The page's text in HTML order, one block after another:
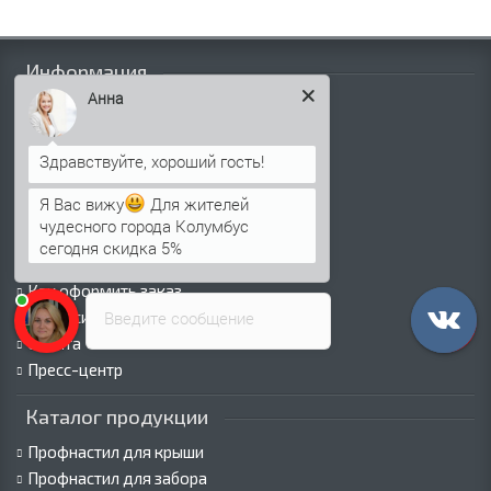
Информация
Палитра RAL
Информация о компании
Информация о доставке
Политика безопасности
Условия соглашения
Сертификаты
Виды покрытий
Как оформить заказ
Вакансии
Оплата
Пресс-центр
Каталог продукции
Профнастил для крыши
Профнастил для забора
Введите сообщение
Анна
Я Вас вижу
Для жителей
чудесного города Колумбус
сегодня скидка 5%